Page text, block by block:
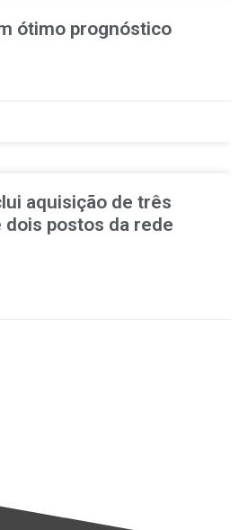
ótimo prognóstico
aquisição de três
dois postos da rede